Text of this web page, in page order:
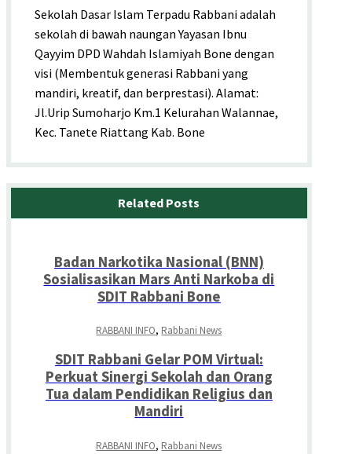
Sekolah Dasar Islam Terpadu Rabbani adalah
sekolah di bawah naungan Yayasan Ibnu
Qayyim DPD Wahdah Islamiyah Bone dengan
visi (Membentuk generasi Rabbani yang
mandiri, kreatif, dan berprestasi). Alamat:
Jl.Urip Sumoharjo Km.1 Kelurahan Walannae,
Kec. Tanete Riattang Kab. Bone
Related Posts
Badan Narkotika Nasional (BNN)
Sosialisasikan Mars Anti Narkoba di
SDIT Rabbani Bone
RABBANI INFO, Rabbani News
SDIT Rabbani Gelar POM Virtual:
Perkuat Sinergi Sekolah dan Orang
Tua dalam Pendidikan Religius dan
Mandiri
RABBANI INFO, Rabbani News